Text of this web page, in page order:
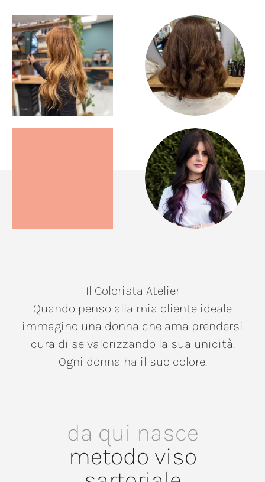
Il Colorista Atelier
Quando penso alla mia cliente ideale
immagino una donna che ama prendersi
cura di se valorizzando la sua unicità.
Ogni donna ha il suo colore.
da qui nasce
metodo viso